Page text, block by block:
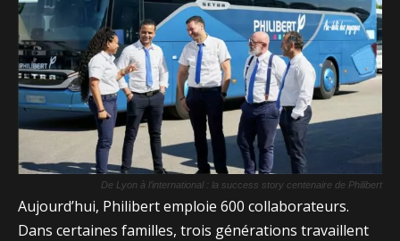
De Lyon à l’international : la success story centenaire de Philibert
Aujourd’hui, Philibert emploie 600 collaborateurs.
Dans certaines familles, trois générations travaillent